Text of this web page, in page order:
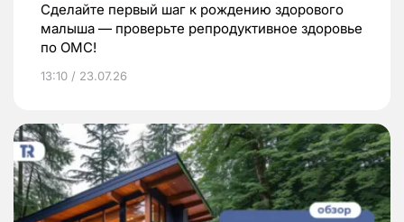
Сделайте первый шаг к рождению здорового
малыша — проверьте репродуктивное здоровье
по ОМС!
13:10 / 23.07.26